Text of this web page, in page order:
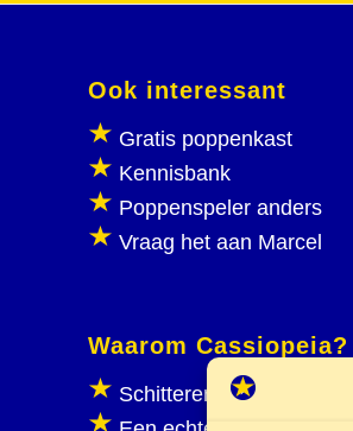
Ook interessant
Gratis poppenkast
Kennisbank
Poppenspeler anders
Vraag het aan Marcel
Waarom Cassiopeia?
Schitterend poppenspel